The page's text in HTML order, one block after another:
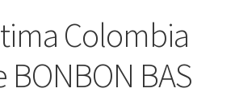
Colombia
BONBON BAS